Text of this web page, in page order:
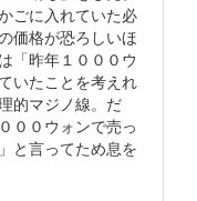
ごに入れていた必
価格が恐ろしいほ
「昨年１０００ウ
いたことを考えれ
的マジノ線。だ
００ウォンで売っ
と言ってため息を